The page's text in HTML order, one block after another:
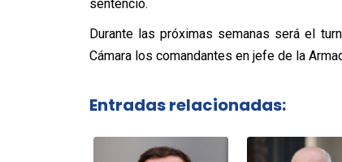
sentenció.
Durante las próximas semanas será el
Cámara los comandantes en jefe de la
Entradas relacionadas: